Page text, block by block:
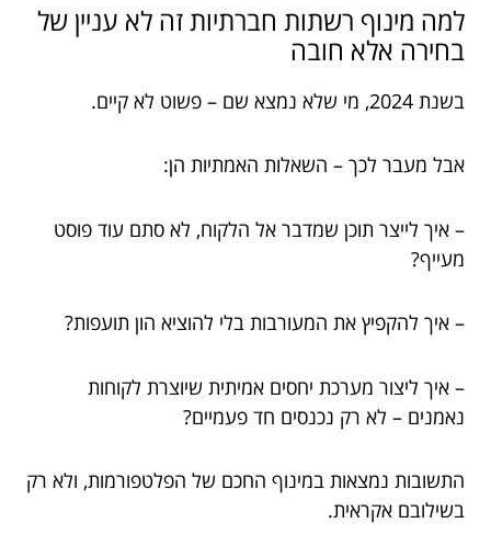
למה מינוף רשתות חברתיות זה לא עניין של
בחירה אלא חובה
בשנת 2024, מי שלא נמצא שם – פשוט לא קיים.
אבל מעבר לכך – השאלות האמתיות הן:
– איך לייצר תוכן שמדבר אל הלקוח, לא סתם עוד פוסט
מעייף?
– איך להקפיץ את המעורבות בלי להוציא הון תועפות?
– איך ליצור מערכת יחסים אמיתית שיוצרת לקוחות
נאמנים – לא רק נכנסים חד פעמיים?
התשובות נמצאות במינוף החכם של הפלטפורמות, ולא רק
בשילובם אקראית.